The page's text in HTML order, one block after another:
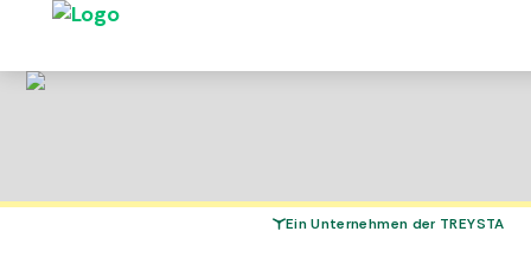
Ein Unternehmen der TREYSTA